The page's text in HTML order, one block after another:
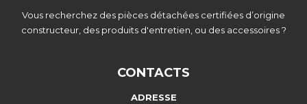
Vous recherchez des pièces détachées certifiées d’origine
constructeur, des produits d'entretien, ou des accessoires ?
CONTACTS
ADRESSE